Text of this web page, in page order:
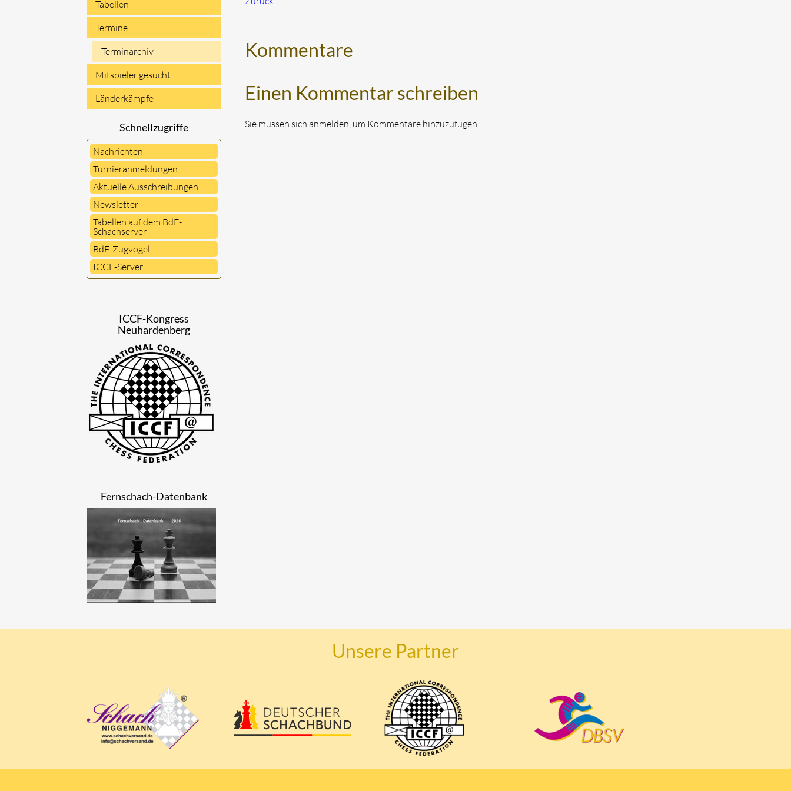
Kommentare
Einen Kommentar schreiben
Sie müssen sich anmelden, um Kommentare hinzuzufügen.
Tabellen
Termine
Terminarchiv
Mitspieler gesucht!
Länderkämpfe
Schnellzugriffe
Nachrichten
Turnieranmeldungen
Aktuelle Ausschreibungen
Newsletter
Tabellen auf dem BdF-
Schachserver
BdF-Zugvogel
ICCF-Server
ICCF-Kongress
Neuhardenberg
Fernschach-Datenbank
Unsere Partner